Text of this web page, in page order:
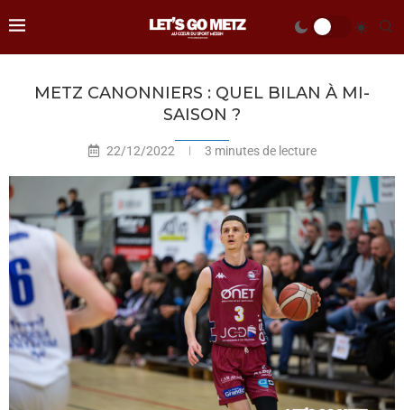
METZ CANONNIERS : QUEL BILAN À MI-
SAISON ?
22/12/2022 3 minutes de lecture